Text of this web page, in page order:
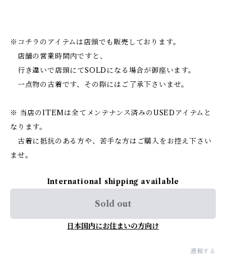
※コチラのアイテムは店頭でも販売しております。
店舗の営業時間内ですと、
行き違いで店頭にてSOLDになる場合が御座います。
一点物の古着です、その際にはご了承下さいませ。
※ 当店のITEMは全てメンテナンス済みのUSEDアイテムと
なります。
古着に抵抗のある方や、苦手な方はご購入をお控え下さい
ませ。
International shipping available
Sold out
日本国内にお住まいの方向け
通報する